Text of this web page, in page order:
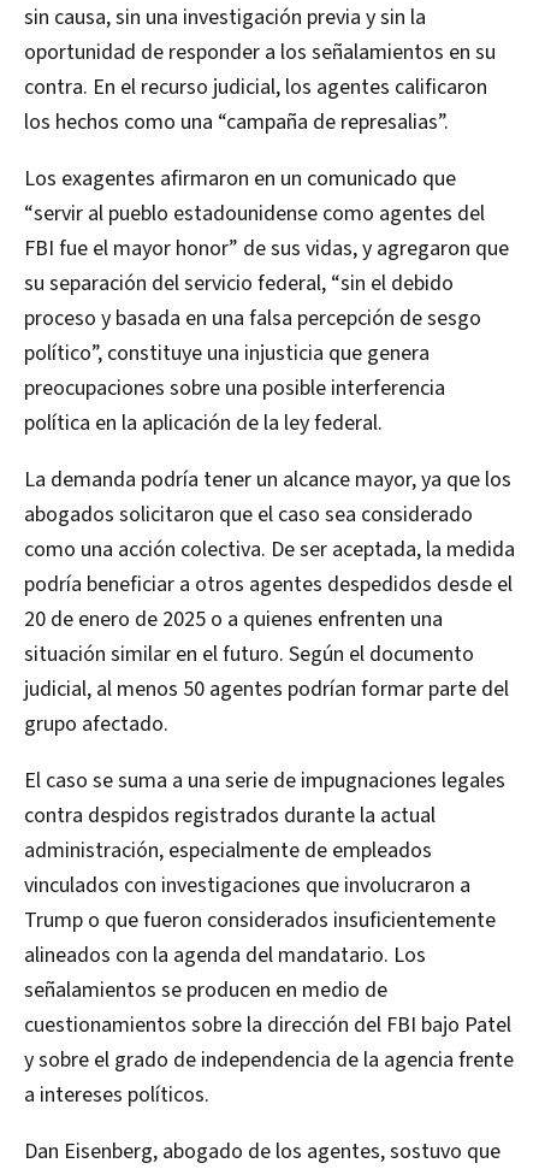
sin causa, sin una investigación previa y sin la
oportunidad de responder a los señalamientos en su
contra. En el recurso judicial, los agentes calificaron
los hechos como una “campaña de represalias”.
Los exagentes afirmaron en un comunicado que
“servir al pueblo estadounidense como agentes del
FBI fue el mayor honor” de sus vidas, y agregaron que
su separación del servicio federal, “sin el debido
proceso y basada en una falsa percepción de sesgo
político”, constituye una injusticia que genera
preocupaciones sobre una posible interferencia
política en la aplicación de la ley federal.
La demanda podría tener un alcance mayor, ya que los
abogados solicitaron que el caso sea considerado
como una acción colectiva. De ser aceptada, la medida
podría beneficiar a otros agentes despedidos desde el
20 de enero de 2025 o a quienes enfrenten una
situación similar en el futuro. Según el documento
judicial, al menos 50 agentes podrían formar parte del
grupo afectado.
El caso se suma a una serie de impugnaciones legales
contra despidos registrados durante la actual
administración, especialmente de empleados
vinculados con investigaciones que involucraron a
Trump o que fueron considerados insuficientemente
alineados con la agenda del mandatario. Los
señalamientos se producen en medio de
cuestionamientos sobre la dirección del FBI bajo Patel
y sobre el grado de independencia de la agencia frente
a intereses políticos.
Dan Eisenberg, abogado de los agentes, sostuvo que